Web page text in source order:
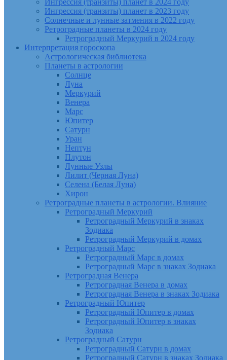
Ингрессия (транзиты) планет в 2024 году
Ингрессия (транзиты) планет в 2023 году
Солнечные и лунные затмения в 2022 году
Ретроградные планеты в 2024 году
Ретроградный Меркурий в 2024 году
Интерпретация гороскопа
Астрологическая библиотека
Планеты в астрологии
Солнце
Луна
Меркурий
Венера
Марс
Юпитер
Сатурн
Уран
Нептун
Плутон
Лунные Узлы
Лилит (Черная Луна)
Селена (Белая Луна)
Хирон
Ретроградные планеты в астрологии. Влияние
Ретроградный Меркурий
Ретроградный Меркурий в знаках
Зодиака
Ретроградный Меркурий в домах
Ретроградный Марс
Ретроградный Марс в домах
Ретроградный Марс в знаках Зодиака
Ретроградная Венера
Ретроградная Венера в домах
Ретроградная Венера в знаках Зодиака
Ретроградный Юпитер
Ретроградный Юпитер в домах
Ретроградный Юпитер в знаках
Зодиака
Ретроградный Сатурн
Ретроградный Сатурн в домах
Ретроградный Сатурн в знаках Зодиака